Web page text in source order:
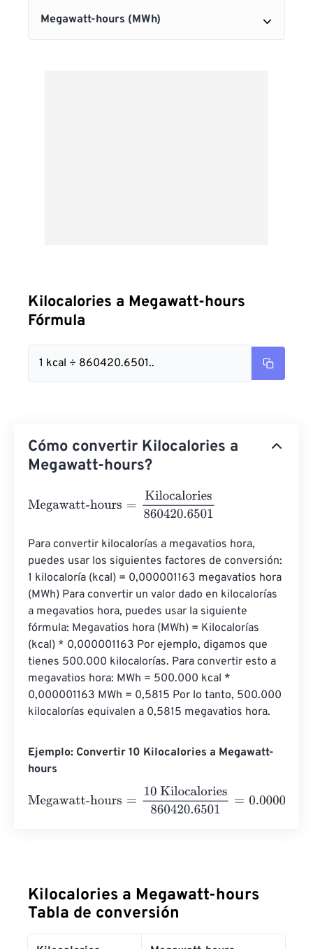
Kilocalories a Megawatt-hours
Fórmula
1 kcal ÷ 860420.6501..
Cómo convertir Kilocalories a
Megawatt-hours?
Megawatt-hours Kilocalories860420.6501
Para convertir kilocalorías a megavatios hora,
puedes usar los siguientes factores de conversión:
1 kilocaloría (kcal) = 0,000001163 megavatios hora
(MWh) Para convertir un valor dado en kilocalorías
a megavatios hora, puedes usar la siguiente
fórmula: Megavatios hora (MWh) = Kilocalorías
(kcal) * 0,000001163 Por ejemplo, digamos que
tienes 500.000 kilocalorías. Para convertir esto a
megavatios hora: MWh = 500.000 kcal *
0,000001163 MWh = 0,5815 Por lo tanto, 500.000
kilocalorías equivalen a 0,5815 megavatios hora.
Ejemplo: Convertir 10 Kilocalories a Megawatt-
hours
Megawatt-hours
10 Kilocalories860420.6501 =
Kilocalories a Megawatt-hours
Tabla de conversión